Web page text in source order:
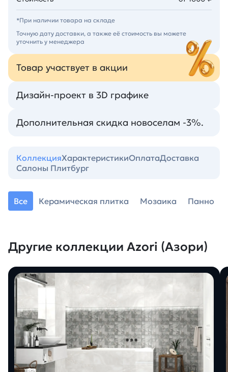
*При наличии товара на складе
Точную дату доставки, а также её стоимость вы можете
уточнить у менеджера
Товар участвует в акции
Дизайн-проект в 3D графике
Дополнительная скидка новоселам -3%.
КоллекцияХарактеристикиОплатаДоставка
Салоны Плитбург
Все Керамическая плитка Мозаика Панно
Другие коллекции Azori (Азори)